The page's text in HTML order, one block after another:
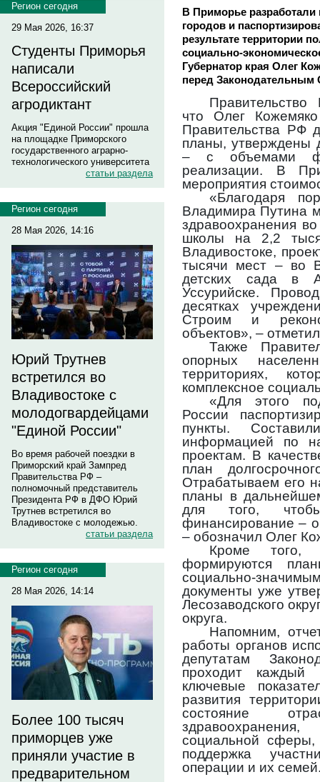
Регион сегодня
29 Мая 2026, 16:37
Студенты Приморья
написали
Всероссийский
агродиктант
Акция "Единой России" прошла
на площадке Приморского
государственного аграрно-
технологического университета
статьи раздела
Регион сегодня
28 Мая 2026, 14:16
Юрий Трутнев
встретился во
Владивостоке с
молодогвардейцами
"Единой России"
Во время рабочей поездки в
Приморский край Зампред
Правительства РФ –
полномочный представитель
Президента РФ в ДФО Юрий
Трутнев встретился во
Владивостоке с молодежью.
статьи раздела
Регион сегодня
28 Мая 2026, 14:14
Более 100 тысяч
приморцев уже
приняли участие в
предварительном
В Приморье
городов и
результате территории
социально-
Губернатор края Олег
перед Законодательным
что Олег
Правительства РФ
планы, утверждены
– с объемами
реализации. В
мероприятия
«Благодаря
Владимира Путина
здравоохранения
школы на 2,2
Владивостоке,
тысячи мест – во
детских сада в
Уссурийске.
десятках
Строим и
объектов», –
Также
опорных
территориях,
комплексное
«Для этого
России
пункты.
информацией по
проектам. В
план
Отрабатываем его
планы в
для того,
финансирование –
– обозначил Олег
Кроме того,
формируются
социально-
документы уже
Лесозаводского
округа.
Напомним,
работы органов
депутатам
проходит каждый
ключевые
развития
состояние
социальной сферы,
поддержка
операции и их